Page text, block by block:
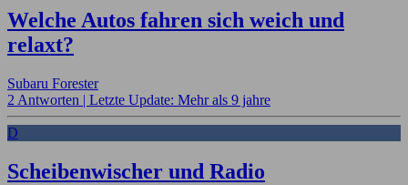
Welche Autos fahren sich weich und
relaxt?
Subaru Forester
2 Antworten | Letzte Update: Mehr als 9 jahre
D
Scheibenwischer und Radio